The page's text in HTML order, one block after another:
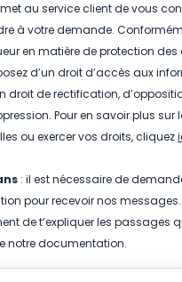
au service client de vous
à votre demande.
en matière de protection des
d’un droit d’accès aux
droit de rectification,
Pouren savoir plus sur
ou exercer vos droits, cliquez
: il est nécessaire de
pour recevoir nos
de t’expliquer les passages
notre documentation.